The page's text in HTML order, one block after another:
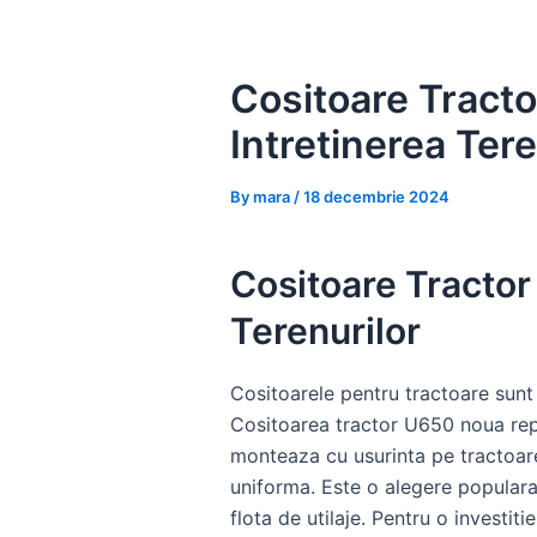
Cositoare
Intretinerea
Bymara /18 decembrie 2024
Cositoare
Terenurilor
Cositoarele pentru tractoare
Cositoarea tractor U650 noua
monteaza cu usurinta pe
uniforma. Este o alegere
flota de utilaje. Pentru o